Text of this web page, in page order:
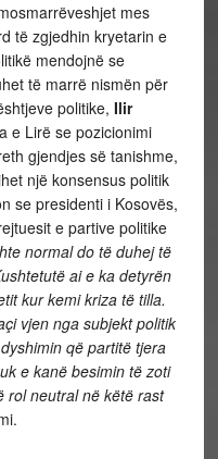
mes
të zgjedhin kryetarin e
mendojnë se
të marrë nismën për
politike, Ilir
e Lirë se pozicionimi
gjendjes së tanishme,
një konsensus politik
se presidenti i Kosovës,
e partive politike
normal do të duhej të
ai e ka detyrën
kur kemi kriza të tilla.
vjen nga subjekt politik
që partitë tjera
e kanë besimin të zoti
rol neutral në këtë rast